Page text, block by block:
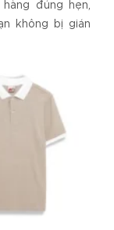
đúng hẹn,
không bị gián